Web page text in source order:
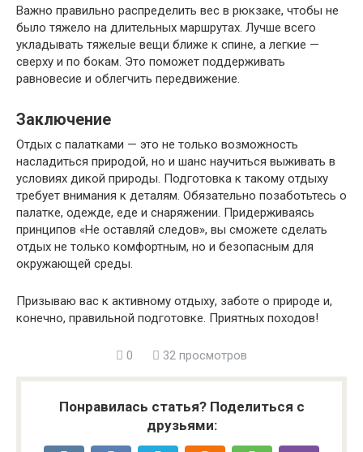
Важно правильно распределить вес в рюкзаке, чтобы не
было тяжело на длительных маршрутах. Лучше всего
укладывать тяжелые вещи ближе к спине, а легкие —
сверху и по бокам. Это поможет поддерживать
равновесие и облегчить передвижение.
Заключение
Отдых с палатками — это не только возможность
насладиться природой, но и шанс научиться выживать в
условиях дикой природы. Подготовка к такому отдыху
требует внимания к деталям. Обязательно позаботьтесь о
палатке, одежде, еде и снаряжении. Придерживаясь
принципов «Не оставляй следов», вы сможете сделать
отдых не только комфортным, но и безопасным для
окружающей среды.
Призываю вас к активному отдыху, заботе о природе и,
конечно, правильной подготовке. Приятных походов!
0 32 просмотров
Понравилась статья? Поделиться с
друзьями: